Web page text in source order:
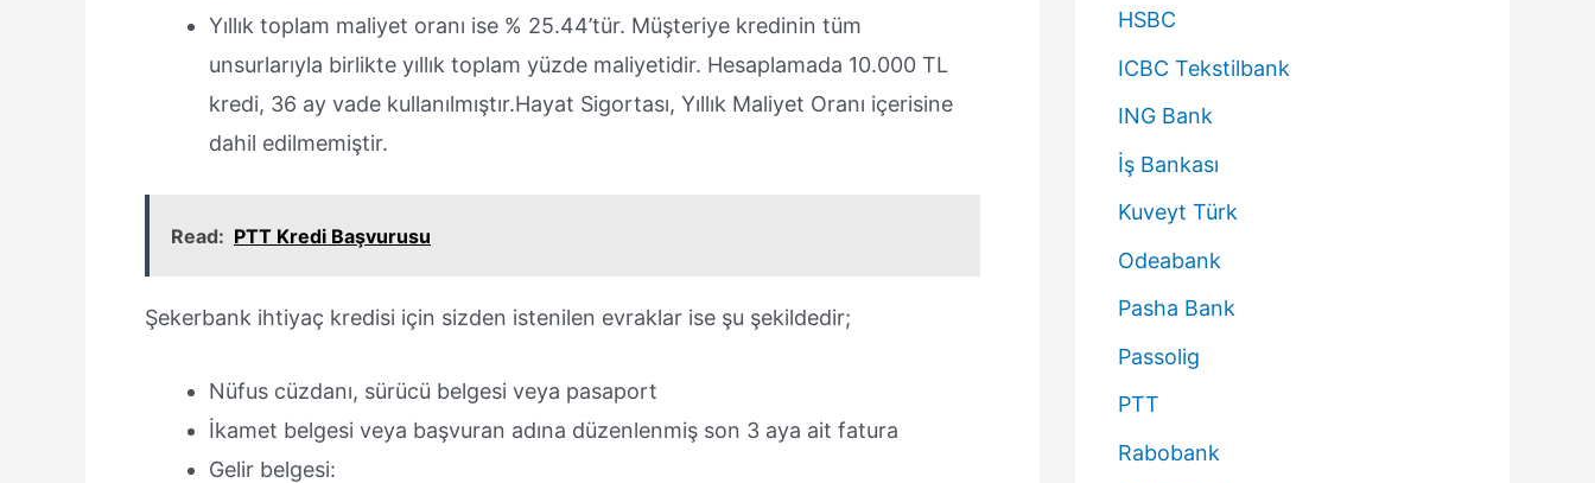
Yıllık toplam maliyet oranı ise % 25.44’tür. Müşteriye kredinin tüm
unsurlarıyla birlikte yıllık toplam yüzde maliyetidir. Hesaplamada 10.000 TL
kredi, 36 ay vade kullanılmıştır.Hayat Sigortası, Yıllık Maliyet Oranı içerisine
dahil edilmemiştir.
Read: PTT Kredi Başvurusu
Şekerbank ihtiyaç kredisi için sizden istenilen evraklar ise şu şekildedir;
Nüfus cüzdanı, sürücü belgesi veya pasaport
İkamet belgesi veya başvuran adına düzenlenmiş son 3 aya ait fatura
Gelir belgesi:
HSBC
ICBC Tekstilbank
ING Bank
İş Bankası
Kuveyt Türk
Odeabank
Pasha Bank
Passolig
PTT
Rabobank